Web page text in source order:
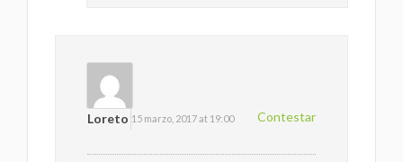
Contestar
Loreto 15 marzo, 2017 at 19:00